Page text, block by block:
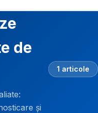
de
și
1 articole